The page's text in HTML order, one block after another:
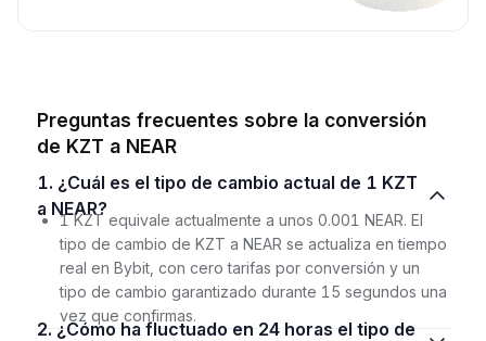
Preguntas frecuentes sobre la conversión
de KZT a NEAR
1. ¿Cuál es el tipo de cambio actual de 1 KZT
a NEAR?
1 KZT equivale actualmente a unos 0.001 NEAR. El
tipo de cambio de KZT a NEAR se actualiza en tiempo
real en Bybit, con cero tarifas por conversión y un
tipo de cambio garantizado durante 15 segundos una
vez que confirmas.
2. ¿Cómo ha fluctuado en 24 horas el tipo de